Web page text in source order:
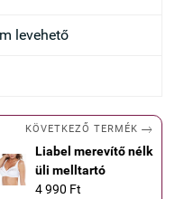
levehető
KÖVETKEZŐ TERMÉK 
Liabel merevítő nélk
üli melltartó
4 990 Ft